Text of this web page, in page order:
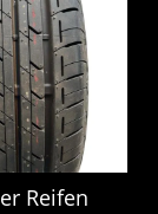
Reifen